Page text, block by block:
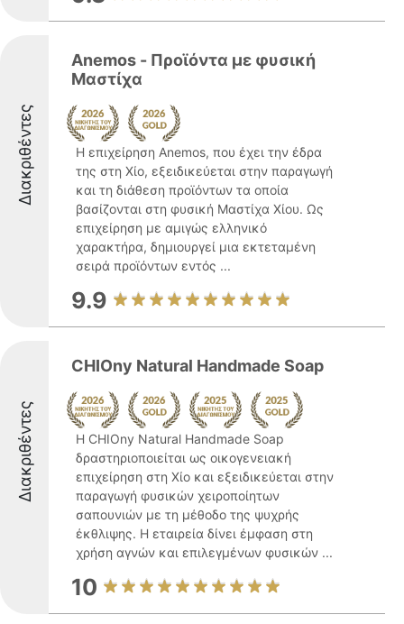
Διακριθέντες
Anemos - Προϊόντα με φυσική
Μαστίχα
Η επιχείρηση Anemos, που έχει την έδρα
της στη Χίο, εξειδικεύεται στην παραγωγή
και τη διάθεση προϊόντων τα οποία
βασίζονται στη φυσική Μαστίχα Χίου. Ως
επιχείρηση με αμιγώς ελληνικό
χαρακτήρα, δημιουργεί μια εκτεταμένη
σειρά προϊόντων εντός ...
9.9
Διακριθέντες
CHIOny Natural Handmade Soap
Η CHIOny Natural Handmade Soap
δραστηριοποιείται ως οικογενειακή
επιχείρηση στη Χίο και εξειδικεύεται στην
παραγωγή φυσικών χειροποίητων
σαπουνιών με τη μέθοδο της ψυχρής
έκθλιψης. Η εταιρεία δίνει έμφαση στη
χρήση αγνών και επιλεγμένων φυσικών ...
10